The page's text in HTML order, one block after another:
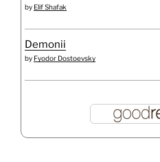
by Elif Shafak
Demonii
by Fyodor Dostoevsky